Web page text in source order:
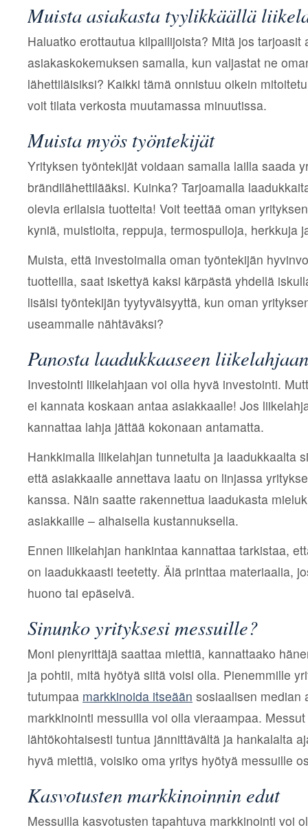
Muista asiakasta tyylikkäällä
Haluatko erottautua kilpailijoista? Mitä jos tarjoasit
asiakaskokemuksen samalla, kun valjastat ne
lähettiläisiksi? Kaikki tämä onnistuu oikein
voit tilata verkosta muutamassa minuutissa.
Muista myös työntekijät
Yrityksen työntekijät voidaan samalla lailla saada
brändilähettilääksi. Kuinka? Tarjoamalla
olevia erilaisia tuotteita! Voit teettää oman
kyniä, muistioita, reppuja, termospulloja, herkkuja
Muista, että investoimalla oman työntekijän
tuotteilla, saat iskettyä kaksi kärpästä yhdellä
lisäisi työntekijän tyytyväisyyttä, kun oman
useammalle nähtäväksi?
Panosta laadukkaaseen liikelahjaan
Investointi liikelahjaan voi olla hyvä investointi.
ei kannata koskaan antaa asiakkaalle! Jos
kannattaa lahja jättää kokonaan antamatta.
Hankkimalla liikelahjan tunnetulta ja laadukkaalta
että asiakkaalle annettava laatu on linjassa
kanssa. Näin saatte rakennettua laadukasta
asiakkaille – alhaisella kustannuksella.
Ennen liikelahjan hankintaa kannattaa tarkistaa,
on laadukkaasti teetetty. Älä printtaa materiaalia,
huono tai epäselvä.
Sinunko yrityksesi messuille?
Moni pienyrittäjä saattaa miettiä, kannattaako
ja pohtii, mitä hyötyä siitä voisi olla. Pienemmille
tutumpaa markkinoida itseään sosiaalisen median
markkinointi messuilla voi olla vieraampaa.
lähtökohtaisesti tuntua jännittävältä ja hankalalta
hyvä miettiä, voisiko oma yritys hyötyä messuille
Kasvotusten markkinoinnin edut
Messuilla kasvotusten tapahtuva markkinointi voi